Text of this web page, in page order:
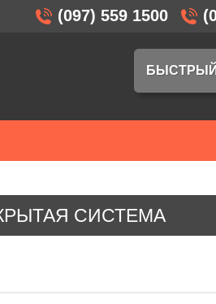
СИСТЕМА
(097) 559 1500